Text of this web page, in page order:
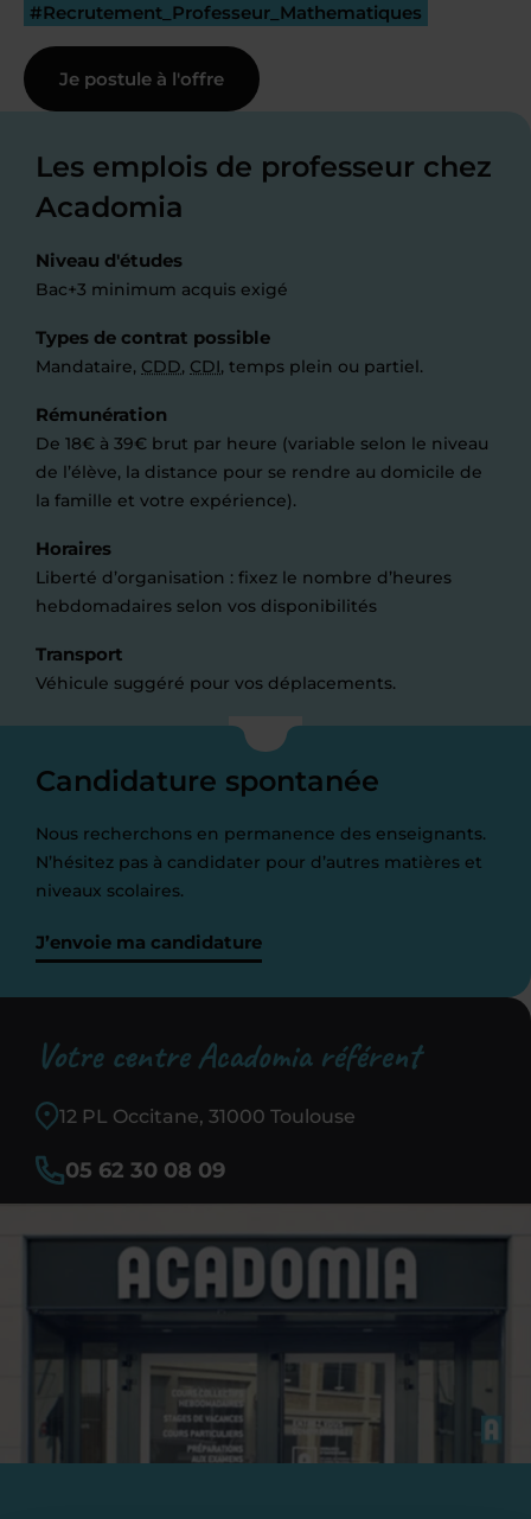
#Recrutement_Professeur_Mathematiques
Je postule à l'offre
Les emplois de professeur chez
Acadomia
Niveau d'études
Bac+3 minimum acquis exigé
Types de contrat possible
Mandataire, CDD, CDI, temps plein ou partiel.
Rémunération
De 18€ à 39€ brut par heure (variable selon le niveau
de l’élève, la distance pour se rendre au domicile de
la famille et votre expérience).
Horaires
Liberté d’organisation : fixez le nombre d’heures
hebdomadaires selon vos disponibilités
Transport
Véhicule suggéré pour vos déplacements.
Candidature spontanée
Nous recherchons en permanence des enseignants.
N’hésitez pas à candidater pour d’autres matières et
niveaux scolaires.
J’envoie ma candidature
Votre centre Acadomia référent
12 PL Occitane, 31000 Toulouse
05 62 30 08 09